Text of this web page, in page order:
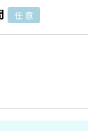
任 意